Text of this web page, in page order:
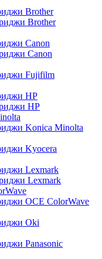
Brother
Brother
Canon
Canon
Fujifilm
HP
HP
Konica Minolta
Kyocera
Lexmark
Lexmark
OCE ColorWave
Oki
Panasonic